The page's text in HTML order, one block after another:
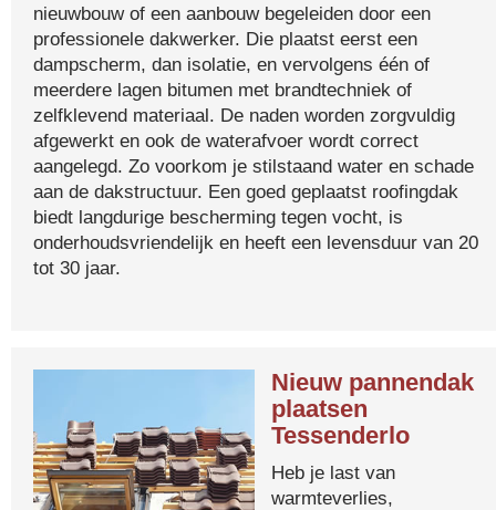
nieuwbouw of een aanbouw begeleiden door een
professionele dakwerker. Die plaatst eerst een
dampscherm, dan isolatie, en vervolgens één of
meerdere lagen bitumen met brandtechniek of
zelfklevend materiaal. De naden worden zorgvuldig
afgewerkt en ook de waterafvoer wordt correct
aangelegd. Zo voorkom je stilstaand water en schade
aan de dakstructuur. Een goed geplaatst roofingdak
biedt langdurige bescherming tegen vocht, is
onderhoudsvriendelijk en heeft een levensduur van 20
tot 30 jaar.
Nieuw pannendak
plaatsen
Tessenderlo
Heb je last van
warmteverlies,